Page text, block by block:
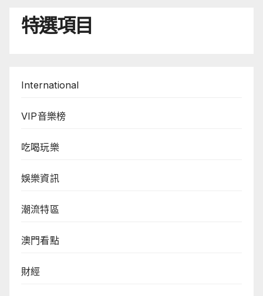
特選項目
International
VIP音樂榜
吃喝玩樂
娛樂資訊
潮流特區
澳門看點
財經